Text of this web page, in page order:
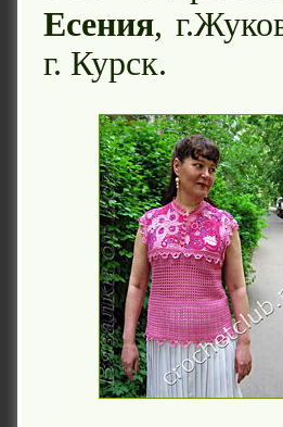
Есения,
г. Курск.